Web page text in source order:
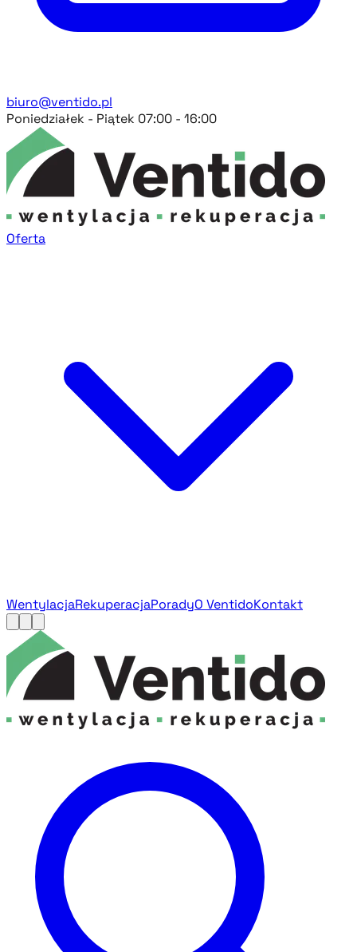
biuro@ventido.pl
Poniedziałek - Piątek 07:00 - 16:00
Oferta
WentylacjaRekuperacjaPoradyO VentidoKontakt